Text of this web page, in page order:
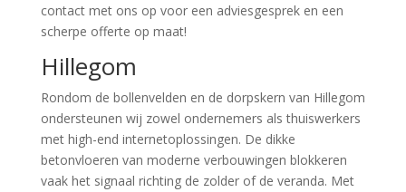
contact met ons op voor een adviesgesprek en een
scherpe offerte op maat!
Hillegom
Rondom de bollenvelden en de dorpskern van Hillegom
ondersteunen wij zowel ondernemers als thuiswerkers
met high-end internetoplossingen. De dikke
betonvloeren van moderne verbouwingen blokkeren
vaak het signaal richting de zolder of de veranda. Met